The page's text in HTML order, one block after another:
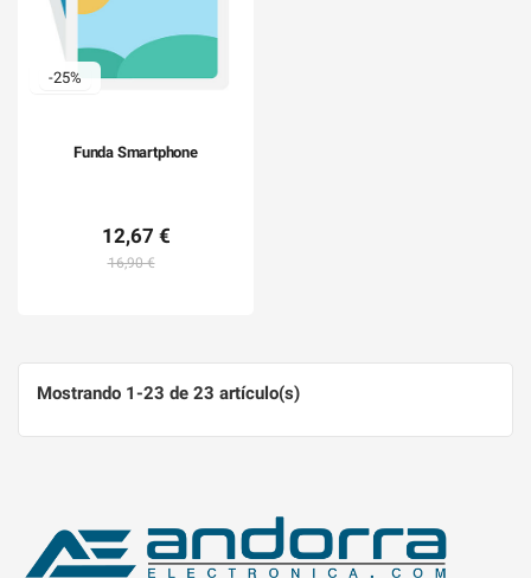
-25%
Funda Smartphone
12,67 €
16,90 €
Mostrando 1-23 de 23 artículo(s)